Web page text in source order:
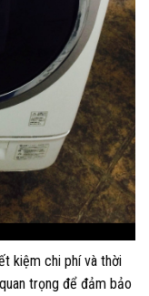
kiệm chi phí và thời
trọng để đảm bảo